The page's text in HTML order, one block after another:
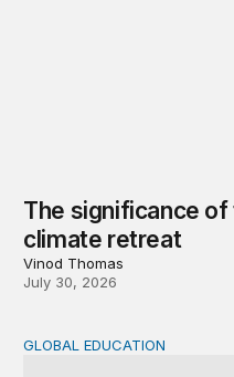
The significance of
climate retreat
Vinod Thomas
July 30, 2026
Teachers at the
GLOBAL EDUCATION